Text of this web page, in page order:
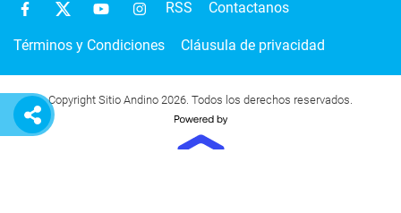
RSS Contactanos
Términos y Condiciones Cláusula de privacidad
Copyright Sitio Andino 2026. Todos los derechos reservados.